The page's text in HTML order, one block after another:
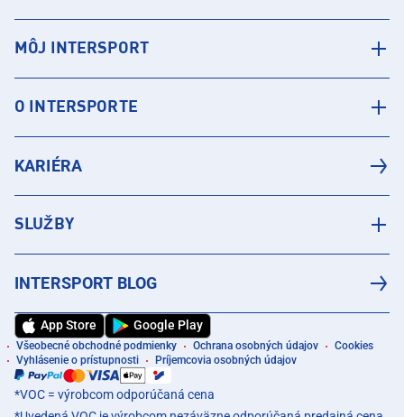
MÔJ INTERSPORT
O INTERSPORTE
KARIÉRA
SLUŽBY
INTERSPORT BLOG
App Store Google Play
Všeobecné obchodné podmienky Ochrana osobných údajov
Cookies
Vyhlásenie o prístupnosti
Príjemcovia osobných údajov
*VOC = výrobcom odporúčaná cena